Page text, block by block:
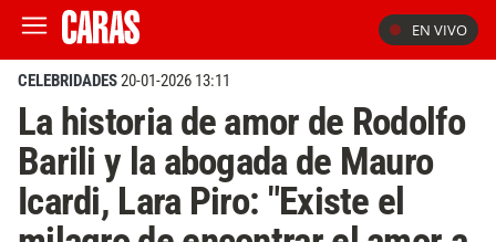
EN VIVO
CELEBRIDADES20-01-2026 13:11
La historia de amor de Rodolfo
Barili y la abogada de Mauro
Icardi, Lara Piro: "Existe el